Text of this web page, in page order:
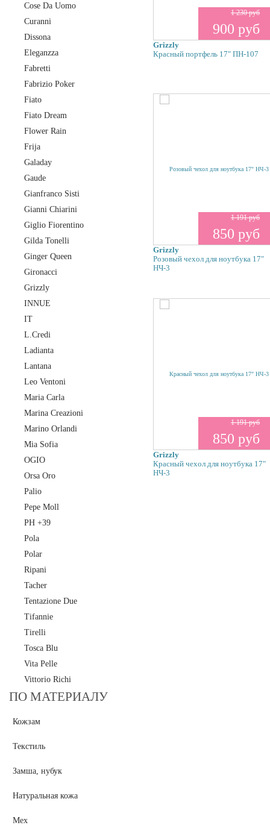
Cose Da Uomo
Curanni
Dissona
Eleganzza
Fabretti
Fabrizio Poker
Fiato
Fiato Dream
Flower Rain
Frija
Galaday
Gaude
Gianfranco Sisti
Gianni Chiarini
Giglio Fiorentino
Gilda Tonelli
Ginger Queen
Gironacci
Grizzly
INNUE
IT
L.Credi
Ladianta
Lantana
Leo Ventoni
Maria Carla
Marina Creazioni
Marino Orlandi
Mia Sofia
OGIO
Orsa Oro
Palio
Pepe Moll
PH +39
Pola
Polar
Ripani
Tacher
Tentazione Due
Tifannie
Tirelli
Tosca Blu
Vita Pelle
Vittorio Richi
ПО МАТЕРИАЛУ
Кожзам
Текстиль
Замша, нубук
Натуральная кожа
Мех
1 230 руб
900 руб
Grizzly
Красный портфель 17" ПН-107
1 191 руб
850 руб
Grizzly
Розовый чехол для ноутбука 17"
НЧ-3
1 191 руб
850 руб
Grizzly
Красный чехол для ноутбука 17"
НЧ-3